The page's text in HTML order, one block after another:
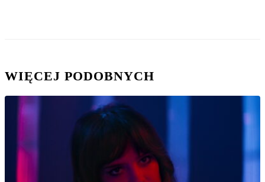
WIĘCEJ PODOBNYCH